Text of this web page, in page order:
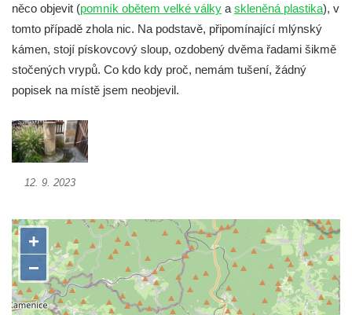
Socha Mamutí lebka v ZOO Hluboká
Socha Mamut srstnatý v ZOO Hluboká
Socha Orel v ZOO Hluboká
Socha Matka příroda v ZOO Hluboká
Socha Lišky v ZOO Hluboká
Socha Kudlanka v ZOO Hluboká
Socha Rys číhající na srnu v ZOO Hluboká
Socha Orlice v ZOO Hluboká
Socha Tygr v ZOO Hluboká
Socha Želva v ZOO Hluboká
něco objevit (pomník obětem velké války a skleněná plastika), v
tomto případě zhola nic. Na podstavě, připomínající mlýnský
kámen, stojí pískovcový sloup, ozdobený dvěma řadami šikmě
stočených vrypů. Co kdo kdy proč, nemám tušení, žádný
popisek na místě jsem neobjevil.
12. 9. 2023